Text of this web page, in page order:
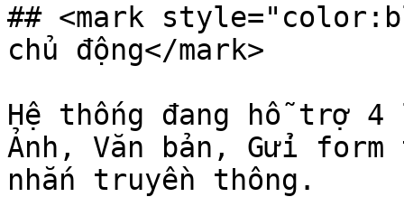
## <mark
chủ động</mark>
Hệ thống đang hỗ trợ
Ảnh, Văn bản, Gửi
nhắn truyền thông.